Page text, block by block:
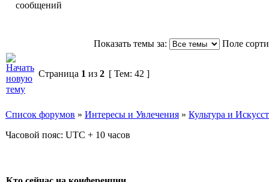
Показать темы за: Поле
Страница 1 из 2 [ Тем: 42 ]
Список форумов » Интересы и Увлечения » Культура и
Часовой пояс: UTC + 10 часов